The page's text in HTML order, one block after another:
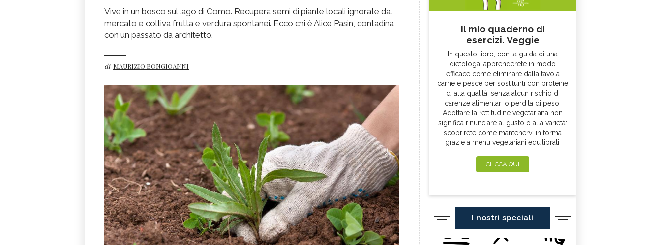
Vive in un bosco sul lago di Como. Recupera semi di piante locali ignorate dal
mercato e coltiva frutta e verdura spontanei. Ecco chi è Alice Pasin, contadina
con un passato da architetto.
di MAURIZIO BONGIOANNI
Il mio quaderno di
esercizi. Veggie
In questo libro, con la guida di una
dietologa, apprenderete in modo
efficace come eliminare dalla tavola
carne e pesce per sostituirli con proteine
di alta qualità, senza alcun rischio di
carenze alimentari o perdita di peso.
Adottare la rettitudine vegetariana non
significa rinunciare al gusto o alla varietà:
scoprirete come mantenervi in forma
grazie a menu vegetariani equilibrati!
CLICCA QUI
I nostri speciali